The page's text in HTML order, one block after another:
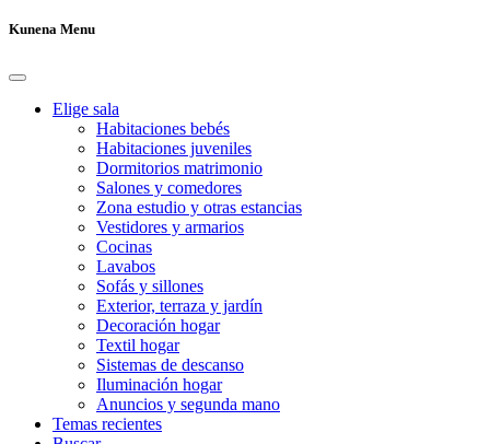
Kunena Menu
Elige sala
Habitaciones bebés
Habitaciones juveniles
Dormitorios matrimonio
Salones y comedores
Zona estudio y otras estancias
Vestidores y armarios
Cocinas
Lavabos
Sofás y sillones
Exterior, terraza y jardín
Decoración hogar
Textil hogar
Sistemas de descanso
Iluminación hogar
Anuncios y segunda mano
Temas recientes